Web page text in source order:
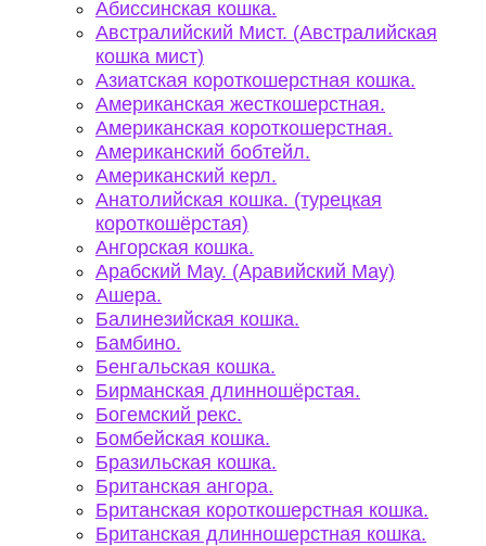
Абиссинская кошка.
Австралийский Мист. (Австралийская
кошка мист)
Азиатская короткошерстная кошка.
Американская жесткошерстная.
Американская короткошерстная.
Американский бобтейл.
Американский керл.
Анатолийская кошка. (турецкая
короткошёрстая)
Ангорская кошка.
Арабский Мау. (Аравийский Мау)
Ашера.
Балинезийская кошка.
Бамбино.
Бенгальская кошка.
Бирманская длинношёрстая.
Богемский рекс.
Бомбейская кошка.
Бразильская кошка.
Британская ангора.
Британская короткошерстная кошка.
Британская длинношерстная кошка.